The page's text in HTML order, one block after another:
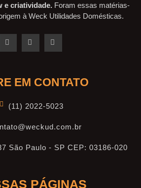
e criatividade. Foram essas matérias-
à Weck Utilidades Domésticas.
EM CONTATO
(11) 2022-5023
São Paulo - SP CEP: 03186-020
PÁGINAS